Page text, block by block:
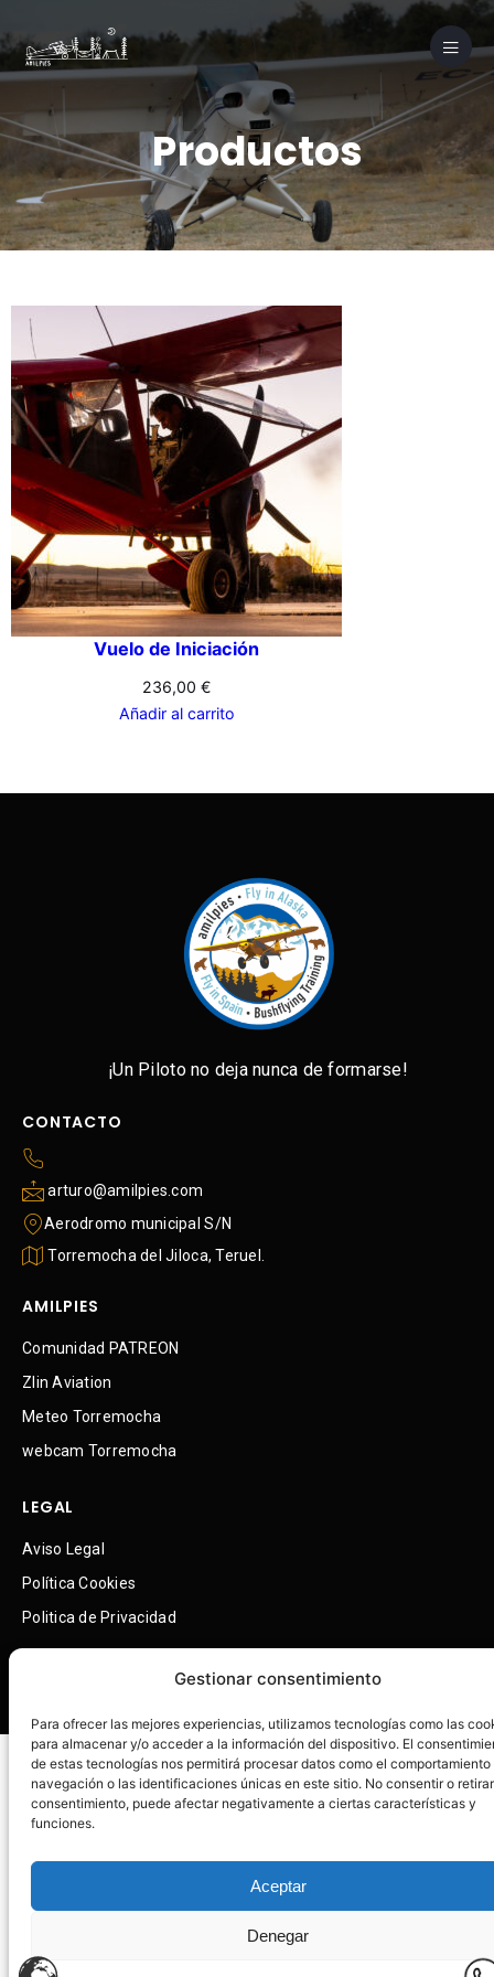
Gestionar consentimiento
Para ofrecer las mejores experiencias, utilizamos tecnologías como las
para almacenar y/o acceder a la información del dispositivo. El
de estas tecnologías nos permitirá procesar datos como el comportamiento
navegación o las identificaciones únicas en este sitio. No consentir o
consentimiento, puede afectar negativamente a ciertas características y
funciones.
Aceptar
Denegar
Productos
Vuelo de Iniciación
236,00 €
Añadir al carrito
¡Un Piloto no deja nunca de formarse!
CONTACTO
arturo@amilpies.com
Aerodromo municipal S/N
Torremocha del Jiloca, Teruel.
AMILPIES
Comunidad PATREON
Zlin Aviation
Meteo Torremocha
webcam Torremocha
LEGAL
Aviso Legal
Política Cookies
Politica de Privacidad
Cam
Copyright © 2025.AmilpDynamic Contenties Todos los derechos
Realizado por webimgina